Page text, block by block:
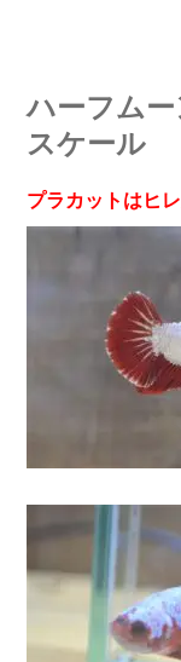
ハーフム
スケール
プラカットはヒ